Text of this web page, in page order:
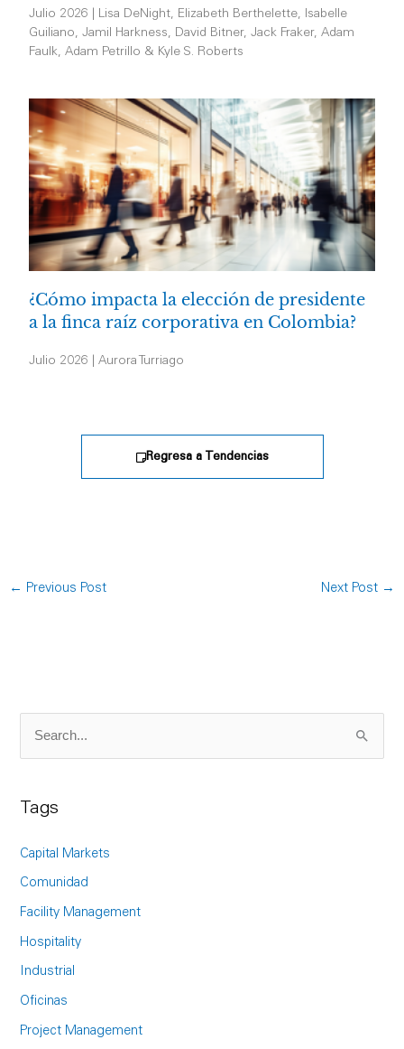
Julio 2026 | Lisa DeNight, Elizabeth Berthelette, Isabelle
Guiliano, Jamil Harkness, David Bitner, Jack Fraker, Adam
Faulk, Adam Petrillo & Kyle S. Roberts
¿Cómo impacta la elección de presidente
a la finca raíz corporativa en Colombia?
Julio 2026 | Aurora Turriago
Regresa a Tendencias
← Previous Post Next Post →
c
:
Tags
Capital Markets
Comunidad
Facility Management
Hospitality
Industrial
Oficinas
Project Management